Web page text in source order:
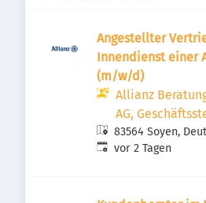
Angestellter
Innendienst einer
(m/w/d)
Allianz
AG,
83564 Soyen,
Veröffentlicht:
vor 2 Tagen